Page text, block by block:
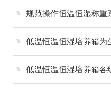
规范操作恒温恒湿称重
低温恒温恒湿培养箱为
低温恒温恒湿培养箱各